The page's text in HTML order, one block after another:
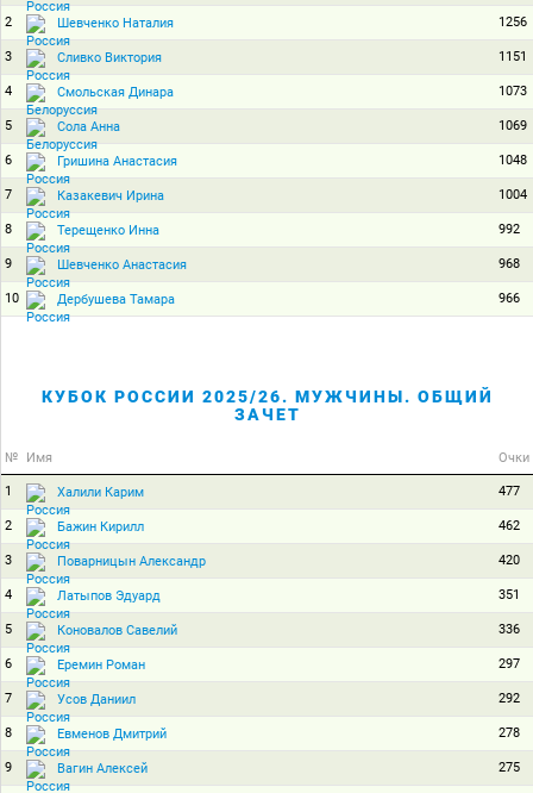
2 Шевченко Наталия 1256
3 Сливко Виктория 1151
4 Смольская Динара 1073
5 Сола Анна 1069
6 Гришина Анастасия 1048
7 Казакевич Ирина 1004
8 Терещенко Инна 992
9 Шевченко Анастасия 968
10 Дербушева Тамара 966
КУБОК РОССИИ 2025/26. МУЖЧИНЫ. ОБЩИЙ
ЗАЧЕТ
№ Имя Очки
1 Халили Карим 477
2 Бажин Кирилл 462
3 Поварницын Александр 420
4 Латыпов Эдуард 351
5 Коновалов Савелий 336
6 Еремин Роман 297
7 Усов Даниил 292
8 Евменов Дмитрий 278
9 Вагин Алексей 275